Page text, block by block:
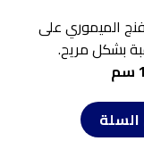
الميموري على
بشكل مريح.